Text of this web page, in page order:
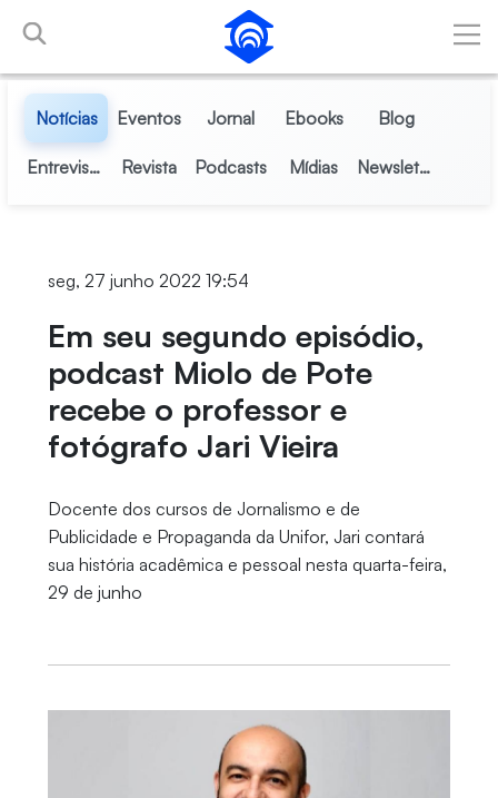
Pular para o Conteúdo principal
Notícias Eventos Jornal Ebooks Blog
Entrevistas Revista Podcasts Mídias Newsletter
seg, 27 junho 2022 19:54
Em seu segundo episódio,
podcast Miolo de Pote
recebe o professor e
fotógrafo Jari Vieira
Docente dos cursos de Jornalismo e de
Publicidade e Propaganda da Unifor, Jari contará
sua história acadêmica e pessoal nesta quarta-feira,
29 de junho